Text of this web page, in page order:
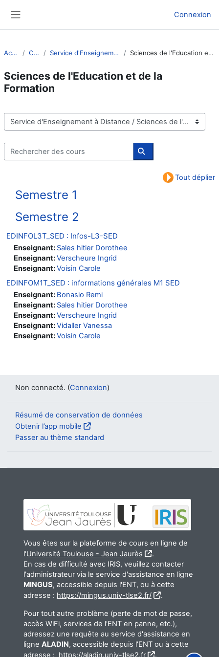
Connexion
Accueil Cours Service d'Enseignement à Distance Sciences de l'Education et de la Formation
Sciences de l'Education et de la
Formation
Catégories de cours
Rechercher des cours
Rechercher des cours
Tout déplier
Semestre 1
Semestre 2
EDINFOL3T_SED : Infos-L3-SED
Enseignant: Sales hitier Dorothee
Enseignant:Verscheure Ingrid
Enseignant:Voisin Carole
EDINFOM1T_SED : informations générales M1 SED
Enseignant: Bonasio Remi
Enseignant: Sales hitier Dorothee
Enseignant:Verscheure Ingrid
Enseignant:Vidaller Vanessa
Enseignant:Voisin Carole
Non connecté. (Connexion)
Résumé de conservation de données
Obtenir l’app mobile
Passer au thème standard
Vous êtes sur la plateforme de cours en ligne de
l'Université Toulouse - Jean Jaurès
.
En cas de difficulté avec IRIS, veuillez contacter
l'administrateur via le service d'assistance en ligne
MINGUS, accessible depuis l'ENT, ou à cette
adresse : https://mingus.univ-tlse2.fr/ .
Pour tout autre problème (perte de mot de passe,
accès WiFi, services de l'ENT en panne, etc.),
adressez une requête au service d'assistance en
ligne ALADIN, accessible depuis l'ENT ou à cette
adresse : https://aladin.univ-tlse2.fr .